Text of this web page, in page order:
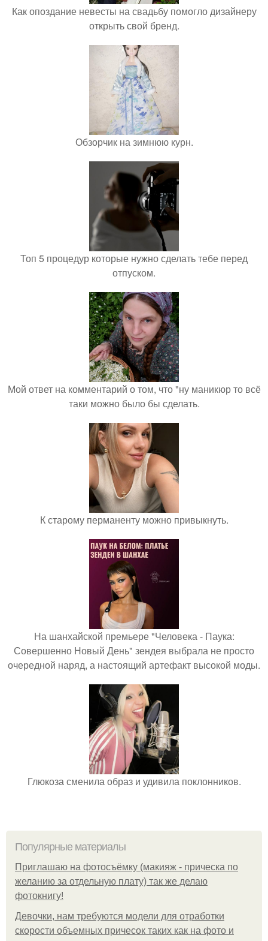
Как опоздание невесты на свадьбу помогло дизайнеру
открыть свой бренд.
Обзорчик на зимнюю курн.
Топ 5 процедур которые нужно сделать тебе перед
отпуском.
Мой ответ на комментарий о том, что "ну маникюр то всё
таки можно было бы сделать.
К старому перманенту можно привыкнуть.
На шанхайской премьере "Человека - Паука:
Совершенно Новый День" зендея выбрала не просто
очередной наряд, а настоящий артефакт высокой моды.
Глюкоза сменила образ и удивила поклонников.
Популярные материалы
Приглашаю на фотосъёмку (макияж - прическа по
желанию за отдельную плату) так же делаю
фотокнигу!
Девочки, нам требуются модели для отработки
скорости объемных причесок таких как на фото и